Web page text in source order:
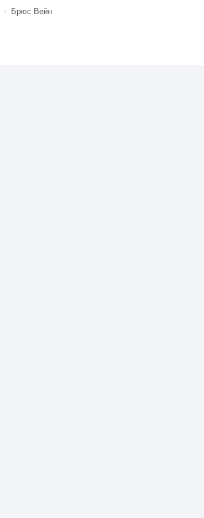
• Брюс Вейн